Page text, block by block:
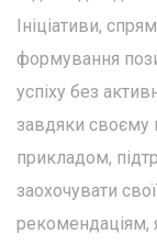
Ініціативи,
формування
успіху без
завдяки своєму
прикладом,
заохочувати
рекомендаціям,